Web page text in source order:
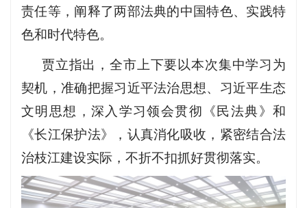
责任等，阐释了两部法典的中国特色、实践特
色和时代特色。
贾立指出，全市上下要以本次集中学习为
契机，准确把握习近平法治思想、习近平生态
文明思想，深入学习领会贯彻《民法典》和
《长江保护法》，认真消化吸收，紧密结合法
治枝江建设实际，不折不扣抓好贯彻落实。